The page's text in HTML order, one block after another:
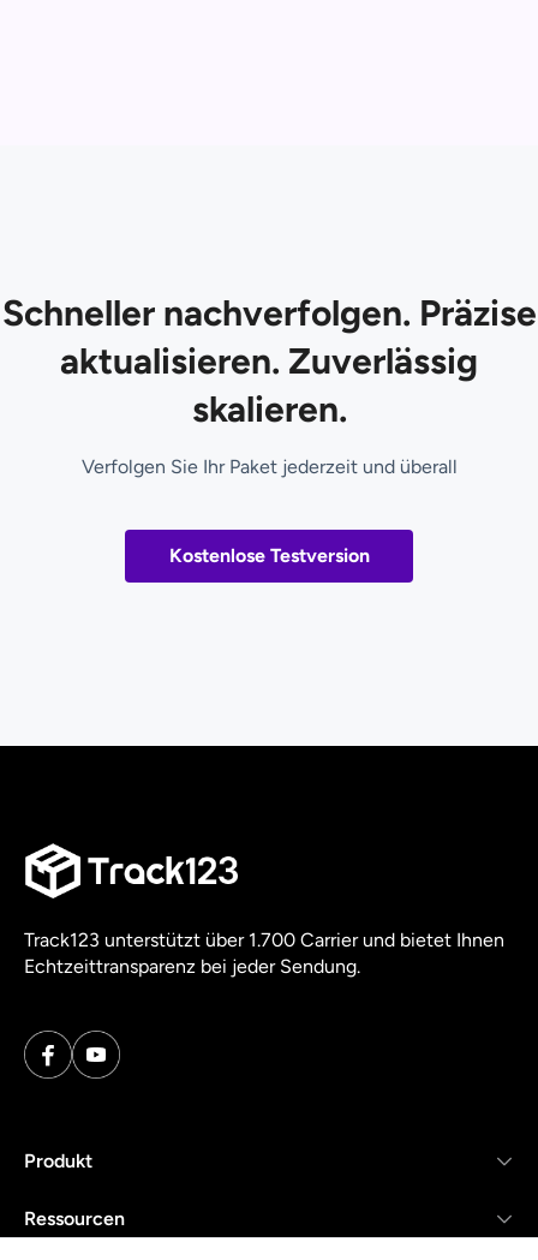
Schneller nachverfolgen. Präzise
aktualisieren. Zuverlässig
skalieren.
Verfolgen Sie Ihr Paket jederzeit und überall
Kostenlose Testversion
Track123 unterstützt über 1.700 Carrier und bietet Ihnen
Echtzeittransparenz bei jeder Sendung.
Produkt
Ressourcen